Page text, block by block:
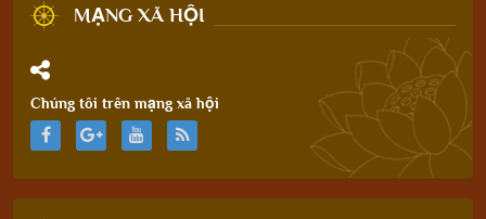
MẠNG XÃ HỘI
Chúng tôi trên mạng xã hội